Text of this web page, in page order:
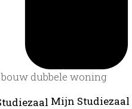
bouw dubbele woning
Mijn